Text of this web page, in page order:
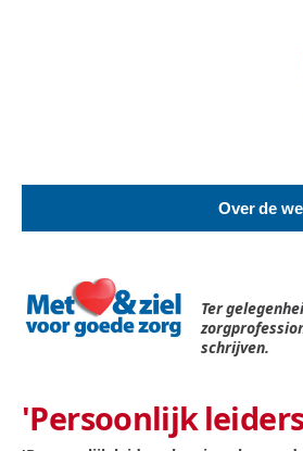
Over de
Ter
schrijven.
'Persoonlijk